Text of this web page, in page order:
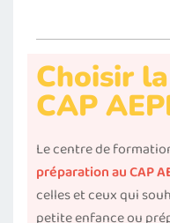
Choisir
CAP
Le centre de
préparation au CAP
celles et ceux qui
petite enfance ou